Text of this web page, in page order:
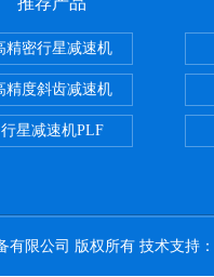
精密行星减速机
精度斜齿减速机
行星减速机PLF
有限公司 版权所有 技术支持：